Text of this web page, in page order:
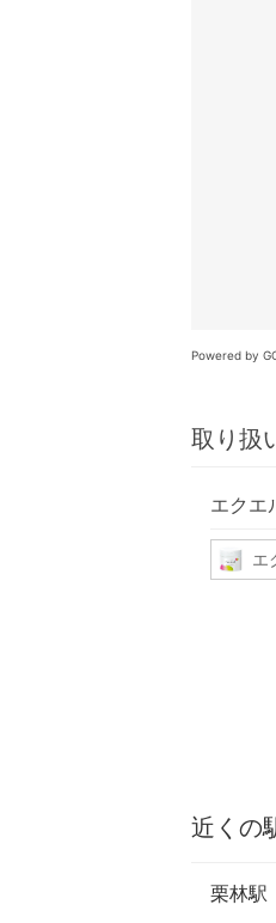
Powered by
取り扱
エクエ
エ
近くの
栗林駅